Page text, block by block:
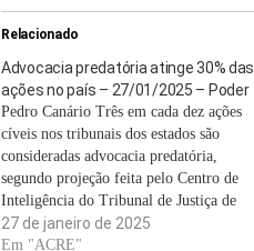
Relacionado
Advocacia predatória atinge 30% das
ações no país – 27/01/2025 – Poder
Pedro Canário Três em cada dez ações
cíveis nos tribunais dos estados são
consideradas advocacia predatória,
segundo projeção feita pelo Centro de
Inteligência do Tribunal de Justiça de
Minas Gerais (CIJMG). Essa prática,
conhecida no meio jurídico como
27 de janeiro de 2025
Em "ACRE"